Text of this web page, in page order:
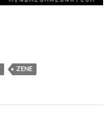
ZENE